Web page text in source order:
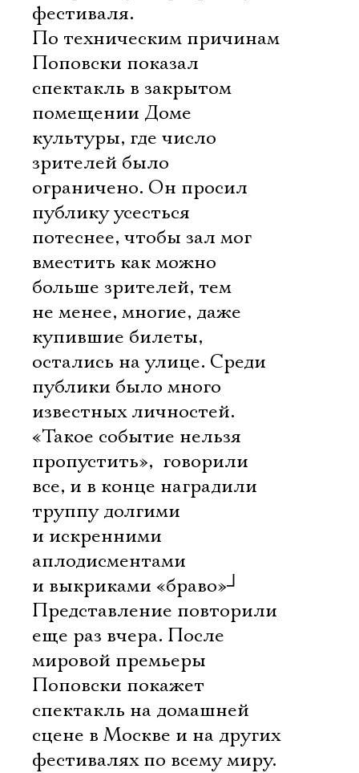
фестиваля.
По техническим причинам
Поповски показал
спектакль в закрытом
помещении Доме
культуры, где число
зрителей было
ограничено. Он просил
публику усесться
потеснее, чтобы зал мог
вместить как можно
больше зрителей, тем
не менее, многие, даже
купившие билеты,
остались на улице. Среди
публики было много
известных личностей.
«Такое событие нельзя
пропустить»,  говорили
все, и в конце наградили
труппу долгими
и искренними
аплодисментами
и выкриками «браво»┘
Представление повторили
еще раз вчера. После
мировой премьеры
Поповски покажет
спектакль на домашней
сцене в Москве и на других
фестивалях по всему миру.